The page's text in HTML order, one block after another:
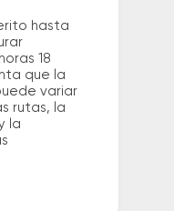
hasta
18
que la
variar
rutas, la
la